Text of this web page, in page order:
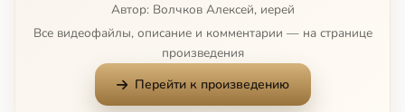
Апокалипсис сегодня. Лекция 9
Автор: Волчков Алексей, иерей
Все видеофайлы, описание и комментарии — на странице
произведения
Перейти к произведению